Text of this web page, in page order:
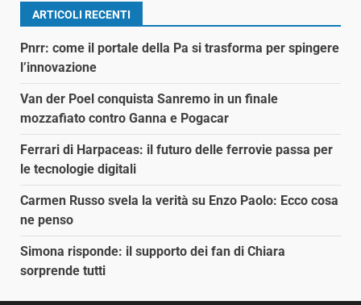
ARTICOLI RECENTI
Pnrr: come il portale della Pa si trasforma per spingere
l’innovazione
Van der Poel conquista Sanremo in un finale
mozzafiato contro Ganna e Pogacar
Ferrari di Harpaceas: il futuro delle ferrovie passa per
le tecnologie digitali
Carmen Russo svela la verità su Enzo Paolo: Ecco cosa
ne penso
Simona risponde: il supporto dei fan di Chiara
sorprende tutti